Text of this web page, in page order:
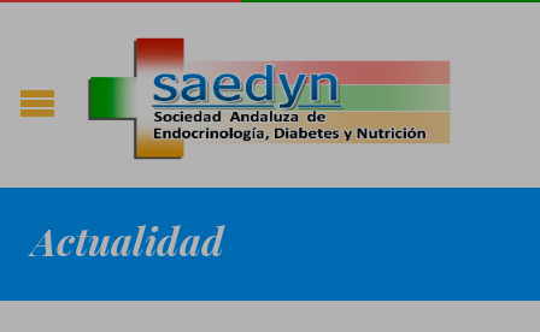
Actualidad